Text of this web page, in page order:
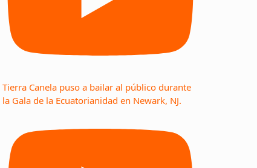
Tierra Canela puso a bailar al público durante
la Gala de la Ecuatorianidad en Newark, NJ.